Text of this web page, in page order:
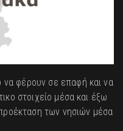
φέρουν σε επαφή και να
στοιχείο μέσα και έξω
των νησιών μέσα